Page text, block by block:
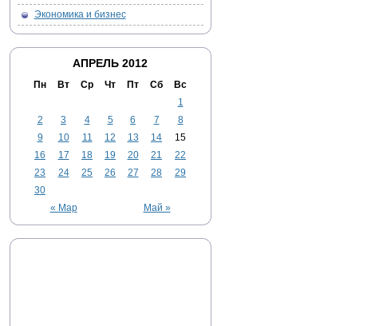
Экономика и бизнес
АПРЕЛЬ 2012
Пн Вт Ср Чт Пт Сб Вс
« Мар Май »
1
2
3 4 5 6 7
8
9
10 11 12 13 14
15
16
17 18 19 20 21
22
23
24 25 26 27 28
29
30